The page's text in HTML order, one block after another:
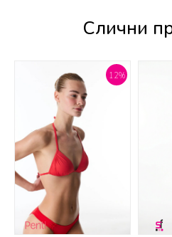
Слични
12%